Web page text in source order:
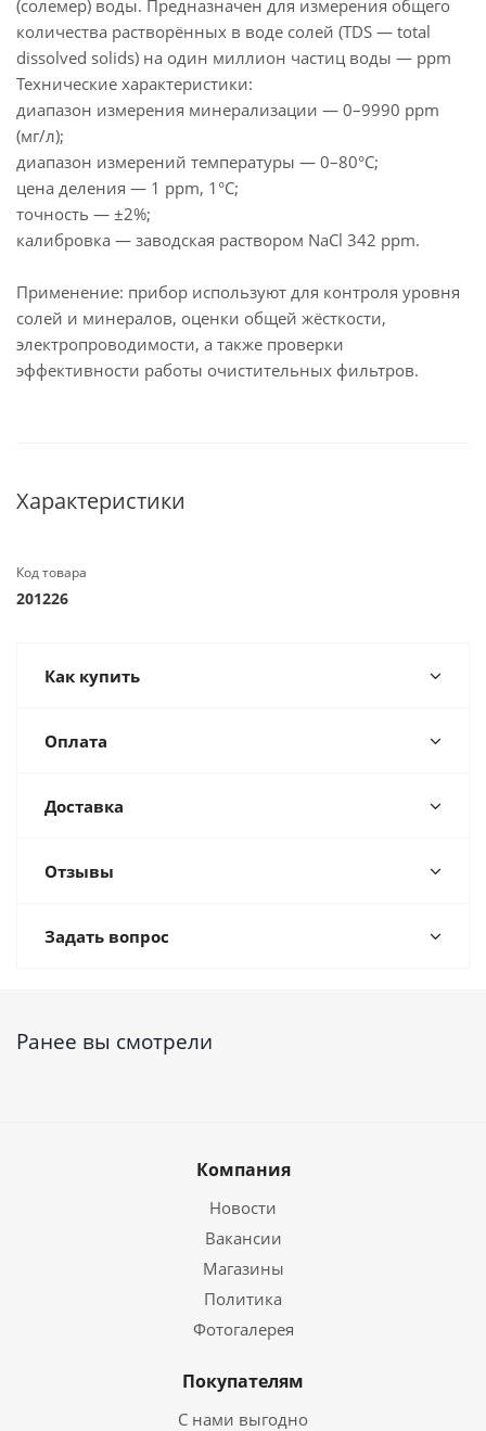
(солемер) воды. Предназначен для измерения общего
количества растворённых в воде солей (TDS — total
dissolved solids) на один миллион частиц воды — ppm
Технические характеристики:
диапазон измерения минерализации — 0–9990 ppm
(мг/л);
диапазон измерений температуры — 0–80°C;
цена деления — 1 ppm, 1°C;
точность — ±2%;
калибровка — заводская раствором NaCl 342 ppm.
Применение: прибор используют для контроля уровня
солей и минералов, оценки общей жёсткости,
электропроводимости, а также проверки
эффективности работы очистительных фильтров.
Характеристики
Код товара
201226
Как купить
Оплата
Доставка
Отзывы
Задать вопрос
Ранее вы смотрели
Компания
Новости
Вакансии
Магазины
Политика
Фотогалерея
Покупателям
С нами выгодно